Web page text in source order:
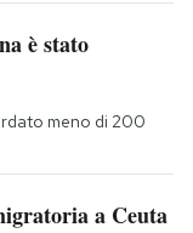
è stato
meno di 200
a Ceuta